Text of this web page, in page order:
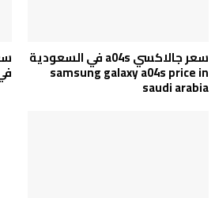
سعر جالاكسي a04s في السعودية
samsung galaxy a04s price in
saudi arabia